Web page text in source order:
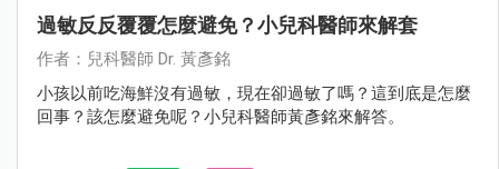
過敏反反覆覆怎麼避免？小兒科醫師來解套
作者：兒科醫師 Dr. 黃彥銘
小孩以前吃海鮮沒有過敏，現在卻過敏了嗎？這到底是怎麼
回事？該怎麼避免呢？小兒科醫師黃彥銘來解答。